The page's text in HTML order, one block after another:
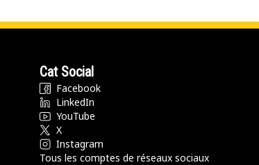
Cat Social
Facebook
LinkedIn
YouTube
X
Instagram
Tous les comptes de réseaux sociaux